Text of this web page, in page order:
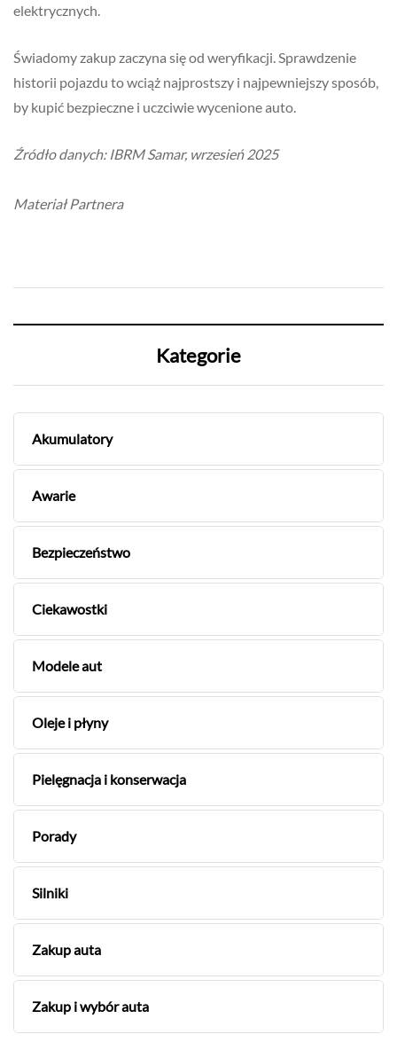
elektrycznych.
Świadomy zakup zaczyna się od weryfikacji. Sprawdzenie
historii pojazdu to wciąż najprostszy i najpewniejszy sposób,
by kupić bezpieczne i uczciwie wycenione auto.
Źródło danych: IBRM Samar, wrzesień 2025
Materiał Partnera
Kategorie
Akumulatory
Awarie
Bezpieczeństwo
Ciekawostki
Modele aut
Oleje i płyny
Pielęgnacja i konserwacja
Porady
Silniki
Zakup auta
Zakup i wybór auta